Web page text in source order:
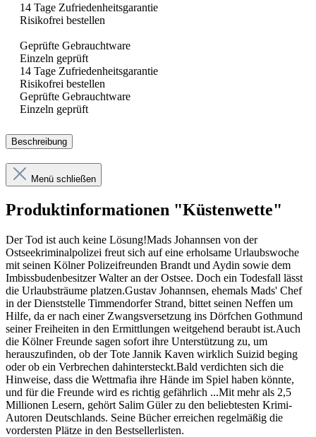
14 Tage Zufriedenheitsgarantie
Risikofrei bestellen
Geprüfte Gebrauchtware
Einzeln geprüft
14 Tage Zufriedenheitsgarantie
Risikofrei bestellen
Geprüfte Gebrauchtware
Einzeln geprüft
Beschreibung
Menü schließen
Produktinformationen "Küstenwette"
Der Tod ist auch keine Lösung!Mads Johannsen von der
Ostseekriminalpolizei freut sich auf eine erholsame Urlaubswoche
mit seinen Kölner Polizeifreunden Brandt und Aydin sowie dem
Imbissbudenbesitzer Walter an der Ostsee. Doch ein Todesfall lässt
die Urlaubsträume platzen.Gustav Johannsen, ehemals Mads' Chef
in der Dienststelle Timmendorfer Strand, bittet seinen Neffen um
Hilfe, da er nach einer Zwangsversetzung ins Dörfchen Gothmund
seiner Freiheiten in den Ermittlungen weitgehend beraubt ist.Auch
die Kölner Freunde sagen sofort ihre Unterstützung zu, um
herauszufinden, ob der Tote Jannik Kaven wirklich Suizid beging
oder ob ein Verbrechen dahintersteckt.Bald verdichten sich die
Hinweise, dass die Wettmafia ihre Hände im Spiel haben könnte,
und für die Freunde wird es richtig gefährlich ...Mit mehr als 2,5
Millionen Lesern, gehört Salim Güler zu den beliebtesten Krimi-
Autoren Deutschlands. Seine Bücher erreichen regelmäßig die
vordersten Plätze in den Bestsellerlisten.